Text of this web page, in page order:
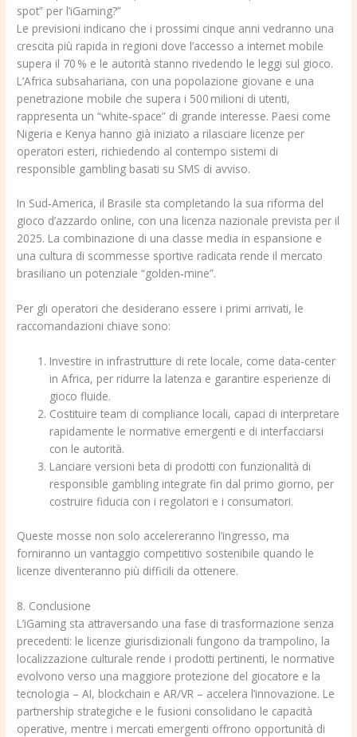
spot” per l’iGaming?”
Le previsioni indicano che i prossimi cinque anni vedranno una
crescita più rapida in regioni dove l’accesso a internet mobile
supera il 70 % e le autorità stanno rivedendo le leggi sul gioco.
L’Africa subsahariana, con una popolazione giovane e una
penetrazione mobile che supera i 500 milioni di utenti,
rappresenta un “white‑space” di grande interesse. Paesi come
Nigeria e Kenya hanno già iniziato a rilasciare licenze per
operatori esteri, richiedendo al contempo sistemi di
responsible gambling basati su SMS di avviso.
In Sud‑America, il Brasile sta completando la sua riforma del
gioco d’azzardo online, con una licenza nazionale prevista per il
2025. La combinazione di una classe media in espansione e
una cultura di scommesse sportive radicata rende il mercato
brasiliano un potenziale “golden‑mine”.
Per gli operatori che desiderano essere i primi arrivati, le
raccomandazioni chiave sono:
Investire in infrastrutture di rete locale, come data‑center
in Africa, per ridurre la latenza e garantire esperienze di
gioco fluide.
Costituire team di compliance locali, capaci di interpretare
rapidamente le normative emergenti e di interfacciarsi
con le autorità.
Lanciare versioni beta di prodotti con funzionalità di
responsible gambling integrate fin dal primo giorno, per
costruire fiducia con i regolatori e i consumatori.
Queste mosse non solo accelereranno l’ingresso, ma
forniranno un vantaggio competitivo sostenibile quando le
licenze diventeranno più difficili da ottenere.
8. Conclusione
L’iGaming sta attraversando una fase di trasformazione senza
precedenti: le licenze giurisdizionali fungono da trampolino, la
localizzazione culturale rende i prodotti pertinenti, le normative
evolvono verso una maggiore protezione del giocatore e la
tecnologia – AI, blockchain e AR/VR – accelera l’innovazione. Le
partnership strategiche e le fusioni consolidano le capacità
operative, mentre i mercati emergenti offrono opportunità di